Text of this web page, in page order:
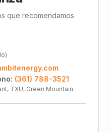
que recomendamos
(361) 788-3521
TXU, Green Mountain